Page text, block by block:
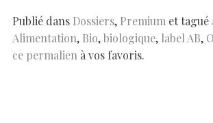
o
k
p
p
n er
Publié dans Dossiers, Premium et tagué
Alimentation, Bio,biologique, label AB,
ce permalien à vos favoris.